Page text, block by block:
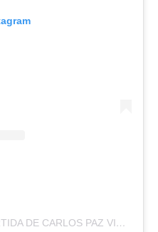
UNA PUBLICACIÓN COMPARTIDA DE CARLOS PAZ VIVO (@CARLOSPAZVIVO)